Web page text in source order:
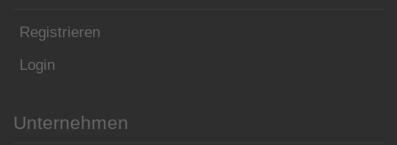
Registrieren
Login
Unternehmen